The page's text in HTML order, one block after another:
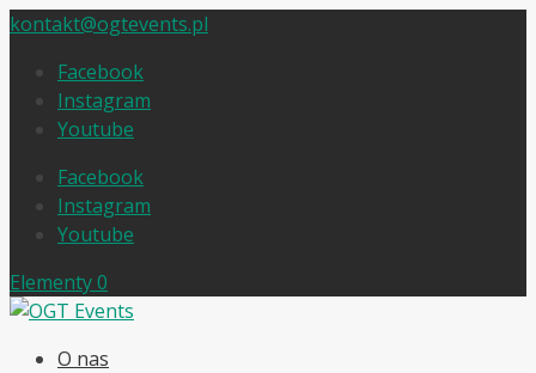
kontakt@ogtevents.pl
Facebook
Instagram
Youtube
Facebook
Instagram
Youtube
Elementy 0
O nas